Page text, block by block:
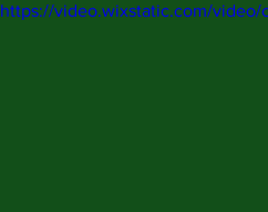
https://video.wixstatic.com/video/